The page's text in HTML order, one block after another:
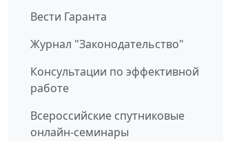
Вести Гаранта
Журнал "Законодательство"
Консультации по эффективной
работе
Всероссийские спутниковые
онлайн-семинары